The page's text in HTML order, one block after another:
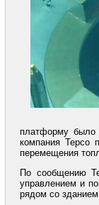
платформу было
компания Tepco
перемещения
По сообщению
управлением и
рядом со